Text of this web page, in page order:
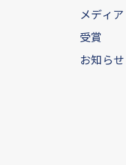
メディア
受賞
お知らせ